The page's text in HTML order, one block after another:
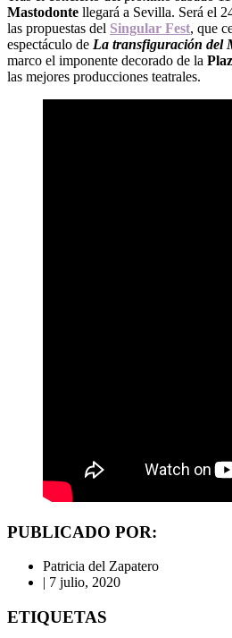
Mastodonte llegará a Sevilla. Será el
las propuestas del Singular Fest, que
espectáculo de La transfiguración del
marco el imponente decorado de la
las mejores producciones teatrales.
PUBLICADO POR:
Patricia del Zapatero
| 7 julio, 2020
ETIQUETAS